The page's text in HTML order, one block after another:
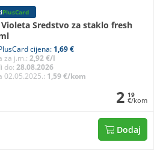
PlusCard
Violeta Sredstvo za staklo fresh
cijena: 1,69 €
za j.m.:2,92 €/l
do:28.08.2026
02.05.2025.: 1,59 €/kom
2 19
€/kom
Dodaj